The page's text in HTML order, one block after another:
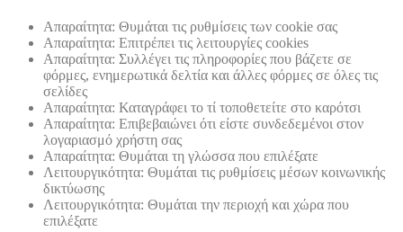
Απαραίτητα: Θυμάται τις ρυθμίσεις των cookie σας
Απαραίτητα: Επιτρέπει τις λειτουργίες cookies
Απαραίτητα: Συλλέγει τις πληροφορίες που βάζετε σε
φόρμες, ενημερωτικά δελτία και άλλες φόρμες σε όλες τις
σελίδες
Απαραίτητα: Καταγράφει το τί τοποθετείτε στο καρότσι
Απαραίτητα: Επιβεβαιώνει ότι είστε συνδεδεμένοι στον
λογαριασμό χρήστη σας
Απαραίτητα: Θυμάται τη γλώσσα που επιλέξατε
Λειτουργικότητα: Θυμάται τις ρυθμίσεις μέσων κοινωνικής
δικτύωσης
Λειτουργικότητα: Θυμάται την περιοχή και χώρα που
επιλέξατε